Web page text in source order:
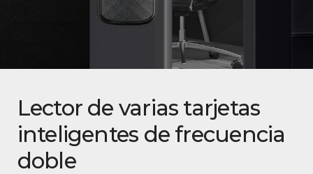
Lector de varias tarjetas
inteligentes de frecuencia
doble